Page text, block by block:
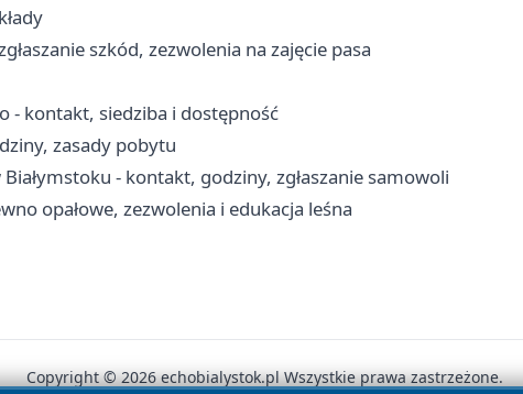
szkód, zezwolenia na zajęcie pasa
- kontakt, siedziba i dostępność
zasady pobytu
- kontakt, godziny, zgłaszanie samowoli
opałowe, zezwolenia i edukacja leśna
Copyright © 2026 echobialystok.pl Wszystkie prawa zastrzeżone.